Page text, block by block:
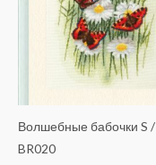
Волшебные бабочки S /
BR020